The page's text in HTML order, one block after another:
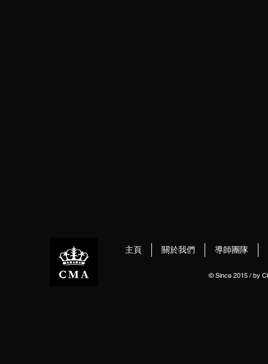
主頁 關於我們 導師團隊
© Since 2015 / by